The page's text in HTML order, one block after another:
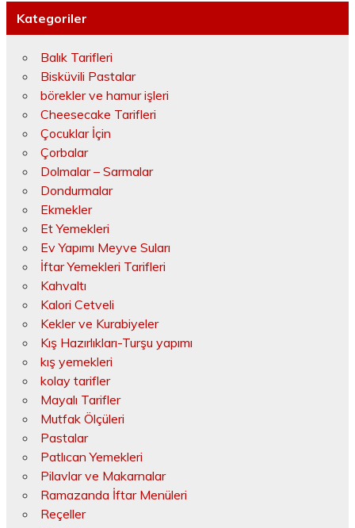
Kategoriler
Balık Tarifleri
Bisküvili Pastalar
börekler ve hamur işleri
Cheesecake Tarifleri
Çocuklar İçin
Çorbalar
Dolmalar – Sarmalar
Dondurmalar
Ekmekler
Et Yemekleri
Ev Yapımı Meyve Suları
İftar Yemekleri Tarifleri
Kahvaltı
Kalori Cetveli
Kekler ve Kurabiyeler
Kış Hazırlıkları-Turşu yapımı
kış yemekleri
kolay tarifler
Mayalı Tarifler
Mutfak Ölçüleri
Pastalar
Patlıcan Yemekleri
Pilavlar ve Makarnalar
Ramazanda İftar Menüleri
Reçeller